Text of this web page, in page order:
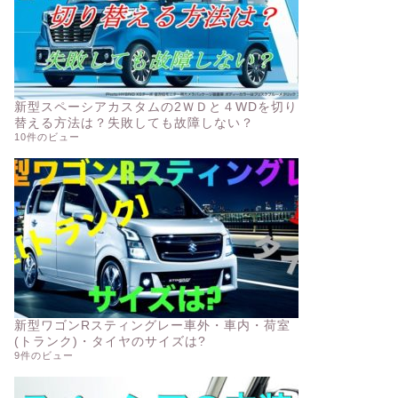
新型スペーシアカスタムの2ＷＤと４WDを切り
替える方法は？失敗しても故障しない？
10件のビュー
新型ワゴンRスティングレー車外・車内・荷室
(トランク)・タイヤのサイズは?
9件のビュー